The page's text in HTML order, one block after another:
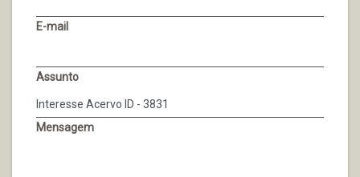
E-mail
Assunto
Mensagem